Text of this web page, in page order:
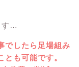
す…
でしたら足場組み
も可能です。